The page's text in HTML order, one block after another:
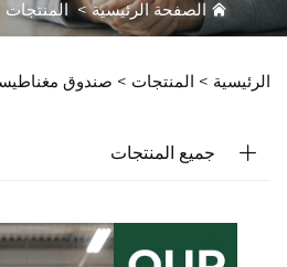
الصفحة الرئيسية> المنتجات
الرئيسية > المنتجات > صندوق
جميع المنتجات